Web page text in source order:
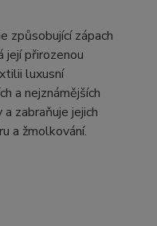
způsobující zápach
její přirozenou
luxusní
a nejznámějších
zabraňuje jejich
a žmolkování.